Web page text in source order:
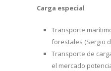
Carga especial
Transporte
forestales (Sergio
Transporte de
el mercado